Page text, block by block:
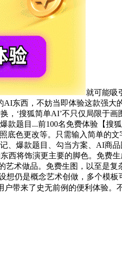
就可能吸
东西，不妨当即体验这款强大
，‘搜狐简单AI’不只仅局限于画
款题目...前100名免费体验【搜
底色更改等。只需输入简单的
、爆款题目、勾当方案、AI商
西将饰演更主要的脚色。免费生
艺术做品。免费生图，以至是复
想仍是概念艺术创做，多个模板
带来了史无前例的便利体验。